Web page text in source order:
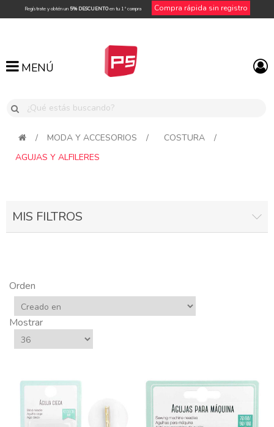
Regístrate y obtén un 5% DESCUENTOen tu 1ª compra Compra rápida sin registro
MENÚ
MENÚ
/ MODA Y ACCESORIOS / COSTURA
/
AGUJAS Y ALFILERES
MIS FILTROS
Orden
Mostrar